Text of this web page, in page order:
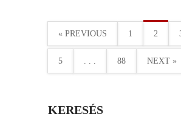
« PREVIOUS 1 2
5 . . . 88 NEXT »
KERESÉS